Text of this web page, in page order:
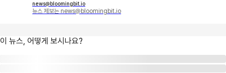
news@bloomingbit.io
뉴스 제보는 news@bloomingbit.io
이 뉴스, 어떻게 보시나요?